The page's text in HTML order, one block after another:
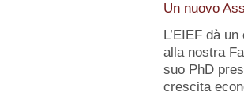
Un nuovo
L’EIEF dà
alla nostra
suo PhD
crescita